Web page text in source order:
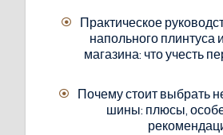
Практическое
напольного плинтуса
магазина: что учесть
Почему стоит выбрать
шины: плюсы,